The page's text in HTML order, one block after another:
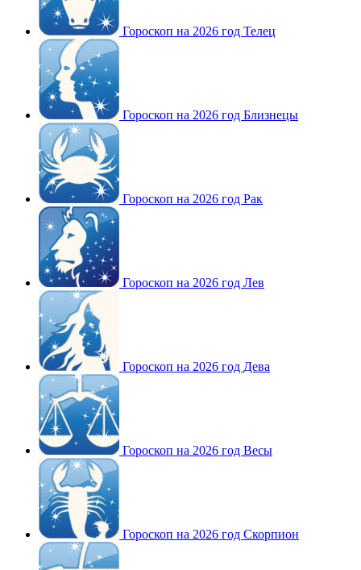
Гороскоп на 2026 год Телец
Гороскоп на 2026 год Близнецы
Гороскоп на 2026 год Рак
Гороскоп на 2026 год Лев
Гороскоп на 2026 год Дева
Гороскоп на 2026 год Весы
Гороскоп на 2026 год Скорпион